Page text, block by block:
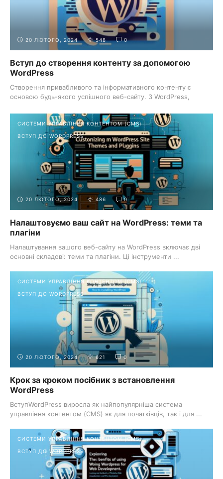
20 ЛЮТОГО, 2024 548 0
Вступ до створення контенту за допомогою
WordPress
Створення привабливого та інформативного контенту є
основою будь-якого успішного веб-сайту. З WordPress,
СИСТЕМИ УПРАВЛІННЯ КОНТЕНТОМ (CMS)
ВСТУП ДО WORDPRESS
20 ЛЮТОГО, 2024 486 0
Налаштовуємо ваш сайт на WordPress: теми та
плагіни
Налаштування вашого веб-сайту на WordPress включає дві
основні складові: теми та плагіни. Ці інструменти ...
СИСТЕМИ УПРАВЛІННЯ КОНТЕНТОМ (CMS)
ВСТУП ДО WORDPRESS
20 ЛЮТОГО, 2024 621 0
Крок за кроком посібник з встановлення
WordPress
ВступWordPress виросла як найпопулярніша система
управління контентом (CMS) як для початківців, так і для ...
СИСТЕМИ УПРАВЛІННЯ КОНТЕНТОМ (CMS)
ВСТУП ДО WORDPRESS